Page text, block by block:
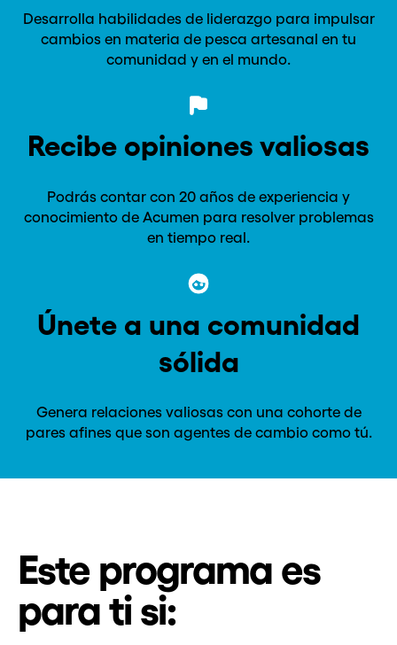
Desarrolla habilidades de liderazgo para impulsar
cambios en materia de pesca artesanal en tu
comunidad y en el mundo.
Recibe opiniones valiosas
Podrás contar con 20 años de experiencia y
conocimiento de Acumen para resolver problemas
en tiempo real.
Únete a una comunidad
sólida
Genera relaciones valiosas con una cohorte de
pares afines que son agentes de cambio como tú.
Este programa es
para ti si: